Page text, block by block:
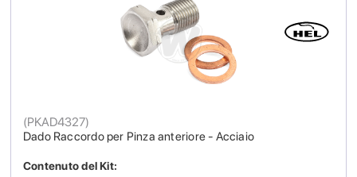
Dado Raccordo per Pinza anteriore - Acciaio
(PKAD4327)
Contenuto del Kit: